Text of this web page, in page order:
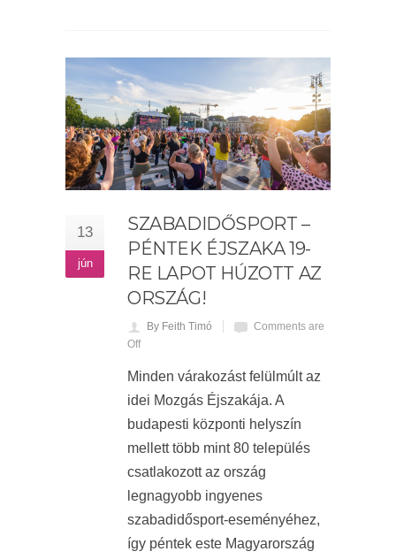
13
jún
SZABADIDŐSPORT –
PÉNTEK ÉJSZAKA 19-
RE LAPOT HÚZOTT AZ
ORSZÁG!
By Feith Timó
Comments are
Off
Minden várakozást felülmúlt az
idei Mozgás Éjszakája. A
budapesti központi helyszín
mellett több mint 80 település
csatlakozott az ország
legnagyobb ingyenes
szabadidősport-eseményéhez,
így péntek este Magyarország